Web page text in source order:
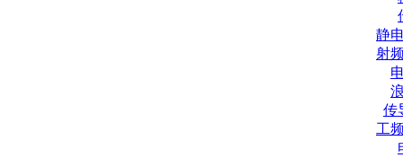
静
射
传
工